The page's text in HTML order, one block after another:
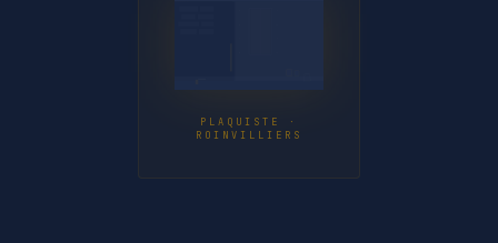
PLAQUISTE ·
ROINVILLIERS